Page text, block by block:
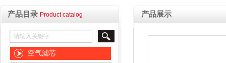
产品目录 Product catalog
空气滤芯
产品展示